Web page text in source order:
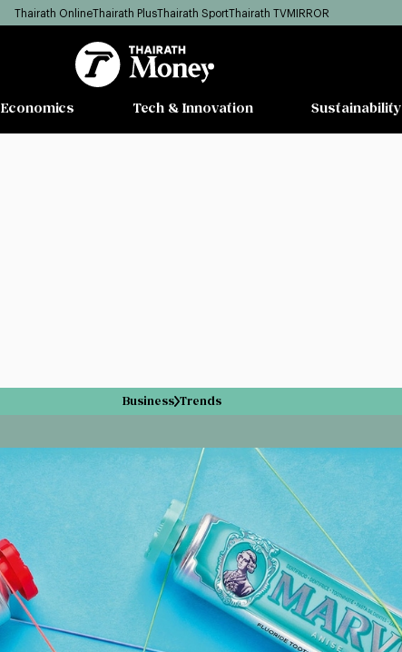
Thairath OnlineThairath PlusThairath SportThairath TVMIRROR
Economics Tech & Innovation Sustainability
Business Trends